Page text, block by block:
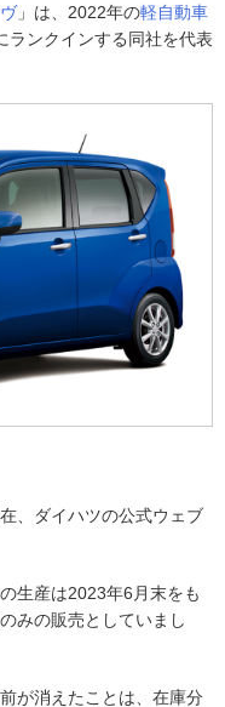
」は、2022年の軽自動車
ランクインする同社を代表
、ダイハツの公式ウェブ
の生産は2023年6月末をも
みの販売としていまし
が消えたことは、在庫分